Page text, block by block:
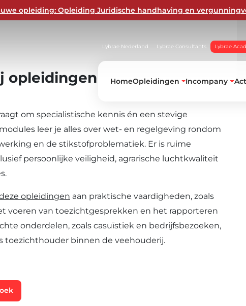
opleiding: Opleiding Juridische handhaving en
Lybrae Nederland Lybrae Consultants Lybrae
HomeOpleidingen Incompany
opleidingen
om specialistische kennis én een stevige
leer je alles over wet- en regelgeving rondom
en de stikstofproblematiek. Er is ruime
persoonlijke veiligheid, agrarische luchtkwaliteit
opleidingen aan praktische vaardigheden, zoals
voeren van toezichtgesprekken en het rapporteren
onderdelen, zoals casuïstiek en bedrijfsbezoeken,
toezichthouder binnen de veehouderij.